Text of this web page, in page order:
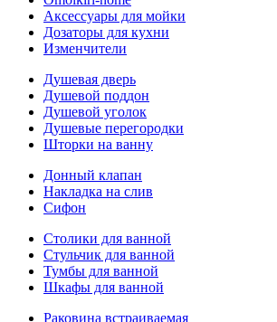
Аксессуары для мойки
Дозаторы для кухни
Изменчители
Душевая дверь
Душевой поддон
Душевой уголок
Душевые перегородки
Шторки на ванну
Донный клапан
Накладка на слив
Сифон
Столики для ванной
Стульчик для ванной
Тумбы для ванной
Шкафы для ванной
Раковина встраиваемая